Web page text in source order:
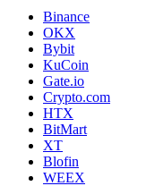
Binance
OKX
Bybit
KuCoin
Gate.io
Crypto.com
HTX
BitMart
XT
Blofin
WEEX